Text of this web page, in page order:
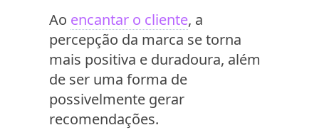
Ao encantar o cliente, a
percepção da marca se torna
mais positiva e duradoura, além
de ser uma forma de
possivelmente gerar
recomendações.